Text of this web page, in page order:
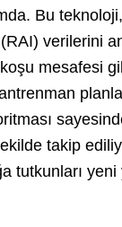
Bu
verilerini
koşu mesafesi
takip
tutkunları